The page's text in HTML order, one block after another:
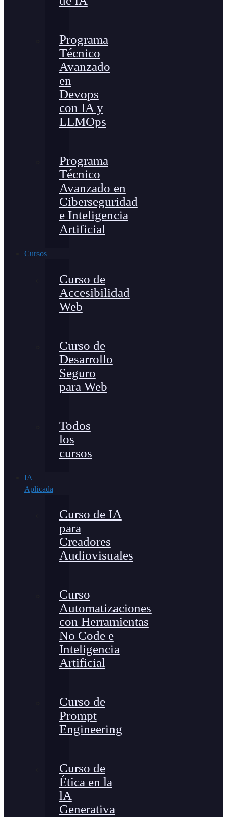
Programa
Técnico
Avanzado
en
Devops
con IA y
LLMOps
Programa
Técnico
Avanzado en
Ciberseguridad
e Inteligencia
Artificial
Cursos
Curso de
Accesibilidad
Web
Curso de
Desarrollo
Seguro
para Web
Todos
los
cursos
IA
Aplicada
Curso de IA
para
Creadores
Audiovisuales
Curso
Automatizaciones
con Herramientas
No Code e
Inteligencia
Artificial
Curso de
Prompt
Engineering
Curso de
Ética en la
lA
Generativa